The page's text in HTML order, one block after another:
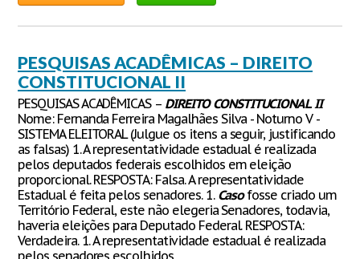
PESQUISAS ACADÊMICAS – DIREITO
CONSTITUCIONAL II
PESQUISAS ACADÊMICAS – DIREITO CONSTITUCIONALII
Nome: Fernanda Ferreira Magalhães Silva - Noturno V -
SISTEMA ELEITORAL (Julgue os itens a seguir, justificando
as falsas) 1. A representatividade estadual é realizada
pelos deputados federais escolhidos em eleição
proporcional. RESPOSTA: Falsa. A representatividade
Estadual é feita pelos senadores. 1. Casofosse criado um
Território Federal, este não elegeria Senadores, todavia,
haveria eleições para Deputado Federal. RESPOSTA:
Verdadeira. 1. A representatividade estadual é realizada
pelos senadores escolhidos